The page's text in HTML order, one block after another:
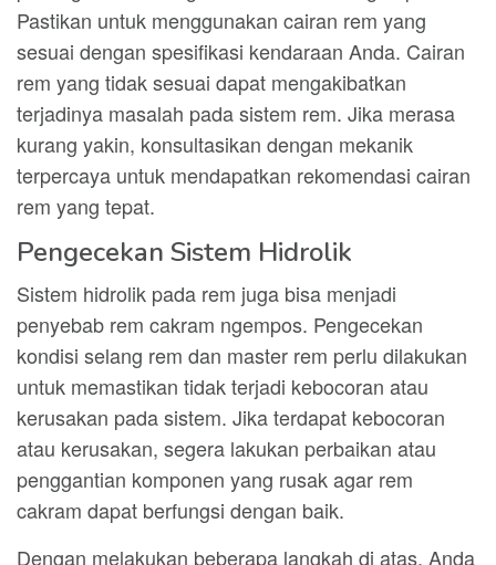
Pastikan untuk menggunakan cairan rem yang
sesuai dengan spesifikasi kendaraan Anda. Cairan
rem yang tidak sesuai dapat mengakibatkan
terjadinya masalah pada sistem rem. Jika merasa
kurang yakin, konsultasikan dengan mekanik
terpercaya untuk mendapatkan rekomendasi cairan
rem yang tepat.
Pengecekan Sistem Hidrolik
Sistem hidrolik pada rem juga bisa menjadi
penyebab rem cakram ngempos. Pengecekan
kondisi selang rem dan master rem perlu dilakukan
untuk memastikan tidak terjadi kebocoran atau
kerusakan pada sistem. Jika terdapat kebocoran
atau kerusakan, segera lakukan perbaikan atau
penggantian komponen yang rusak agar rem
cakram dapat berfungsi dengan baik.
Dengan melakukan beberapa langkah di atas, Anda